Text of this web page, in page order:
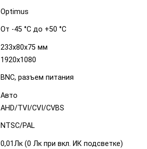
Optimus
От -45 °С до +50 °С
233х80x75 мм
1920x1080
BNC, разъем питания
Авто
AHD/TVI/CVI/CVBS
NTSC/PAL
0,01Лк (0 Лк при вкл. ИК подсветке)